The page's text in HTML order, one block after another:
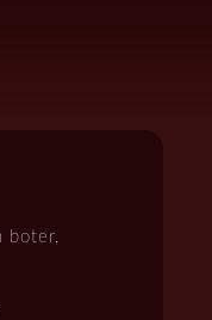
boter,